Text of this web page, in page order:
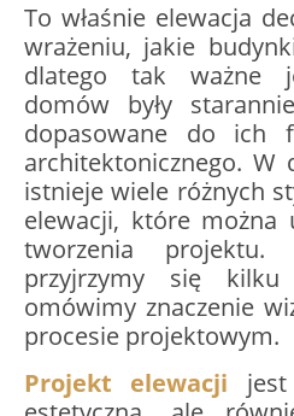
To właśnie elewacja decyduje o pierwszym
wrażeniu, jakie
dlatego tak ważne
domów były
dopasowane do ich
architektonicznego. W
istnieje wiele różnych
elewacji, które można
tworzenia
przyjrzymy się
omówimy znaczenie
procesie projektowym.
Projekt elewacji